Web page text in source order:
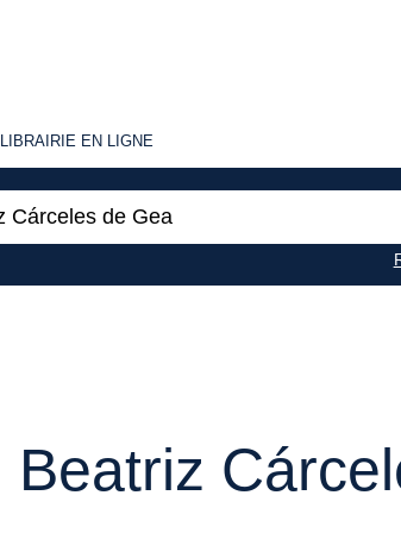
LIBRAIRIE
LIBRAIRIE EN LIGNE
Beatriz